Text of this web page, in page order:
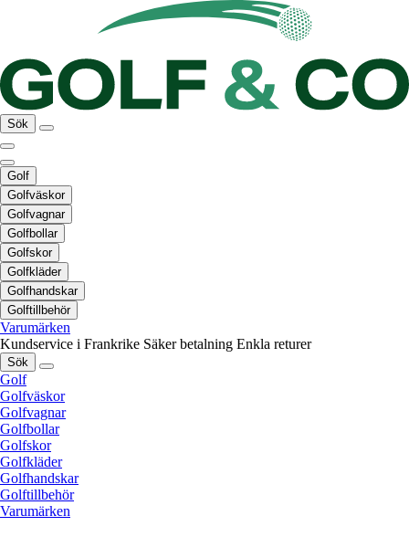
Sök
Golf
Golfväskor
Golfvagnar
Golfbollar
Golfskor
Golfkläder
Golfhandskar
Golftillbehör
Varumärken
Kundservice i Frankrike Säker betalning Enkla returer
Sök
Golf
Golfväskor
Golfvagnar
Golfbollar
Golfskor
Golfkläder
Golfhandskar
Golftillbehör
Varumärken